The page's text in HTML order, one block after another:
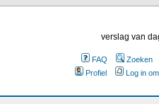
verslag van
FAQ
Zoeken
Profiel
Log in